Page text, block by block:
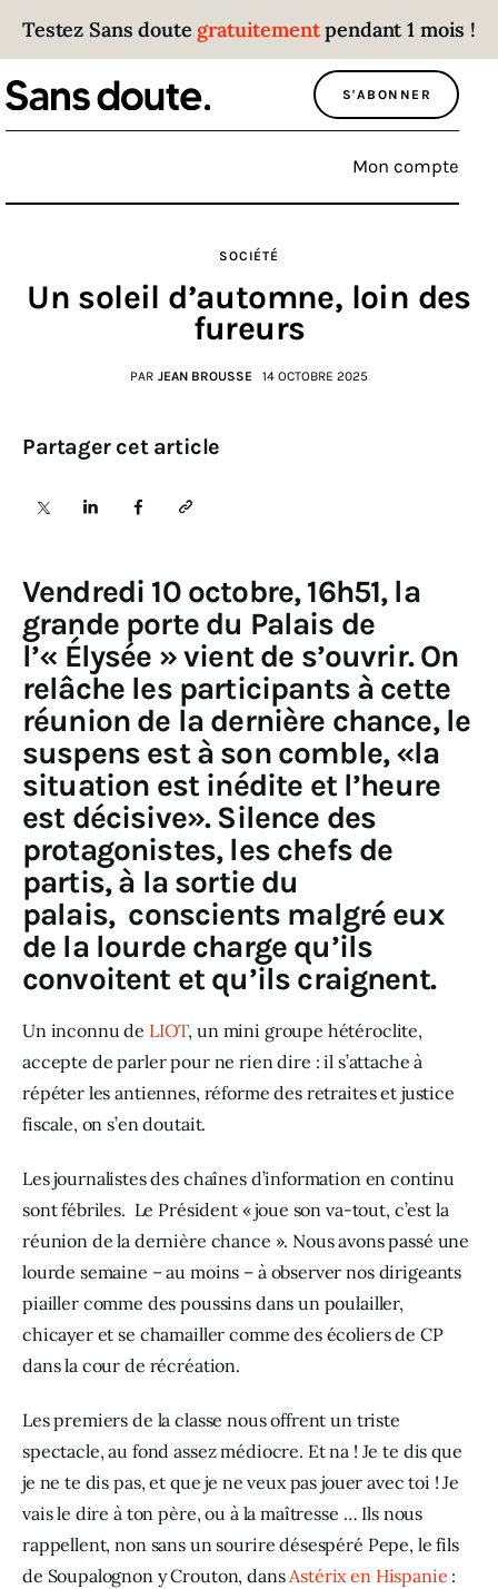
Testez Sans doute gratuitementpendant 1 mois !
S'ABONNER
Mon compte
Sans doute
Parce que plus personne n’écoute les gens
qui ont des choses à dire.
Politique
Idées
Humour
SOCIÉTÉ
Un soleil d’automne, loin des
fureurs
PAR JEAN BROUSSE 14 OCTOBRE 2025
Partager cet article
Vendredi 10 octobre, 16h51, la
grande porte du Palais de
l’« Élysée » vient de s’ouvrir. On
relâche les participants à cette
réunion de la dernière chance, le
suspens est à son comble, «la
situation est inédite et l’heure
est décisive». Silence des
protagonistes, les chefs de
partis, à la sortie du
palais, conscients malgré eux
de la lourde charge qu’ils
convoitent et qu’ils craignent.
Un inconnu de LIOT, un mini groupe hétéroclite,
accepte de parler pour ne rien dire : il s’attache à
répéter les antiennes, réforme des retraites et justice
fiscale, on s’en doutait.
Les journalistes des chaînes d’information en continu
sont fébriles.  Le Président « joue son va-tout, c’est la
réunion de la dernière chance ». Nous avons passé une
lourde semaine – au moins – à observer nos dirigeants
piailler comme des poussins dans un poulailler,
chicayer et se chamailler comme des écoliers de CP
dans la cour de récréation.
Les premiers de la classe nous offrent un triste
spectacle, au fond assez médiocre. Et na ! Je te dis que
je ne te dis pas, et que je ne veux pas jouer avec toi ! Je
vais le dire à ton père, ou à la maîtresse … Ils nous
rappellent, non sans un sourire désespéré Pepe, le fils
de Soupalognon y Crouton, dans Astérix en Hispanie :